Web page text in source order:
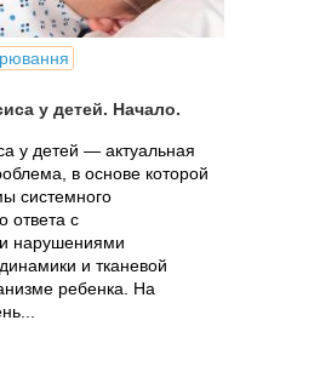
у детей. Начало.
у детей — актуальная
в основе которой
системного
ответа с
нарушениями
и тканевой
ребенка. На